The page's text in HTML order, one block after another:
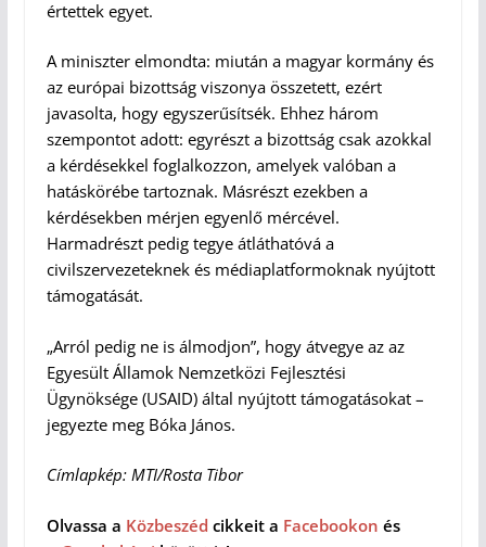
értettek egyet.
A miniszter elmondta: miután a magyar kormány és
az európai bizottság viszonya összetett, ezért
javasolta, hogy egyszerűsítsék. Ehhez három
szempontot adott: egyrészt a bizottság csak azokkal
a kérdésekkel foglalkozzon, amelyek valóban a
hatáskörébe tartoznak. Másrészt ezekben a
kérdésekben mérjen egyenlő mércével.
Harmadrészt pedig tegye átláthatóvá a
civilszervezeteknek és médiaplatformoknak nyújtott
támogatását.
„Arról pedig ne is álmodjon”, hogy átvegye az az
Egyesült Államok Nemzetközi Fejlesztési
Ügynöksége (USAID) által nyújtott támogatásokat –
jegyezte meg Bóka János.
Címlapkép: MTI/Rosta Tibor
Olvassa a Közbeszéd cikkeit a Facebookon és